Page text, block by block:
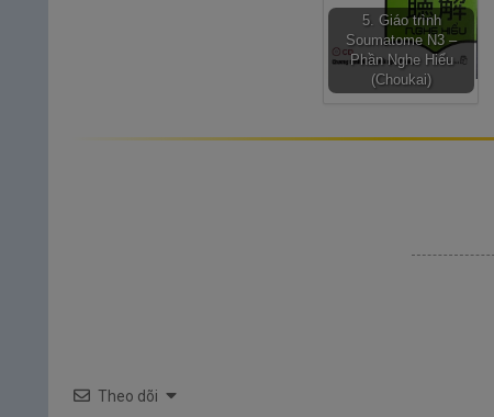
5. Giáo trình
Soumatome N3 –
Phần Nghe Hiểu
(Choukai)
Theo dõi